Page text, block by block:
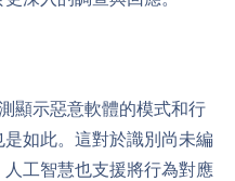
顯示惡意軟體的模式和行
如此。這對於識別尚未編
工智慧也支援將行為對應